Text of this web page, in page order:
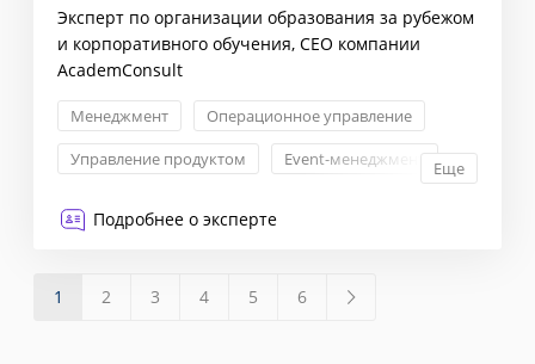
Эксперт по организации образования за рубежом
и корпоративного обучения, CEO компании
AcademConsult
Менеджмент
Операционное управление
Управление продуктом
Event-менеджмент Еще
Подробнее о эксперте
1 2 3 4 5 6